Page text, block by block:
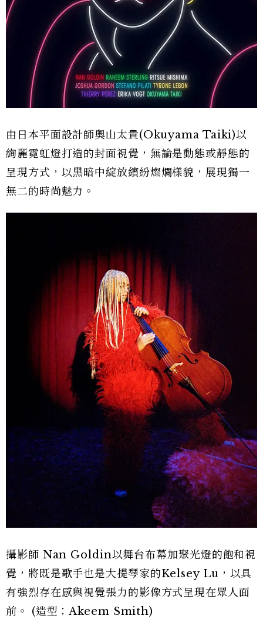
由日本平面設計師奧山太貴(Okuyama Taiki)以
絢麗霓虹燈打造的封面視覺，無論是動態或靜態的
呈現方式，以黑暗中綻放繽紛燦爛樣貌，展現獨一
無二的時尚魅力。
攝影師 Nan Goldin以舞台布幕加聚光燈的飽和視
覺，將既是歌手也是大提琴家的Kelsey Lu，以具
有強烈存在感與視覺張力的影像方式呈現在眾人面
前。 (造型：Akeem Smith)